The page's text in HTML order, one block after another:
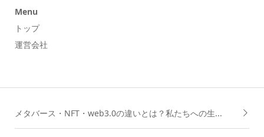
Menu
トップ
運営会社
メタバース・NFT・web3.0の違いとは？私たちへの生...